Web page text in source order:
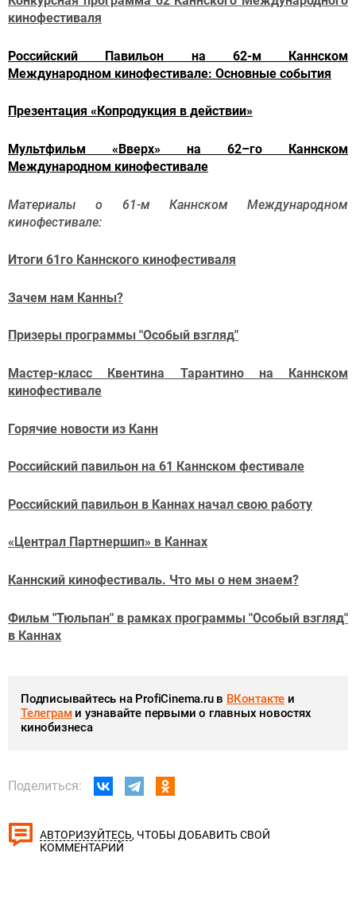
кинофестиваля
Российский Павильон на 62-м Каннском
Международном кинофестивале: Основные события
Презентация «Копродукция в действии»
Мультфильм «Вверх» на 62–го Каннском
Международном кинофестивале
Материалы о 61-м Каннском Международном
кинофестивале:
Итоги 61го Каннского кинофестиваля
Зачем нам Канны?
Призеры программы "Особый взгляд"
Мастер-класс Квентина Тарантино на Каннском
кинофестивале
Горячие новости из Канн
Российский павильон на 61 Каннском фестивале
Российский павильон в Каннах начал свою работу
«Централ Партнершип» в Каннах
Каннский кинофестиваль. Что мы о нем знаем?
Фильм "Тюльпан" в рамках программы "Особый взгляд"
в Каннах
Подписывайтесь на ProfiCinema.ru в ВКонтакте и
Телеграми узнавайте первыми о главных новостях
кинобизнеса
Поделиться:
АВТОРИЗУЙТЕСЬ, ЧТОБЫ ДОБАВИТЬ СВОЙ
КОММЕНТАРИЙ